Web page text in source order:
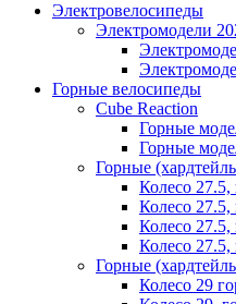
Электровелосипеды
Электромодели
Горные велосипеды
Cube Reaction
Горные
Горные
Горные
Колесо 27.5,
Колесо 27.5,
Колесо 27.5,
Колесо 27.5,
Горные
Колесо 29